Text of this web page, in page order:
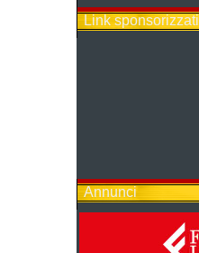
Link sponsorizzati
Annunci